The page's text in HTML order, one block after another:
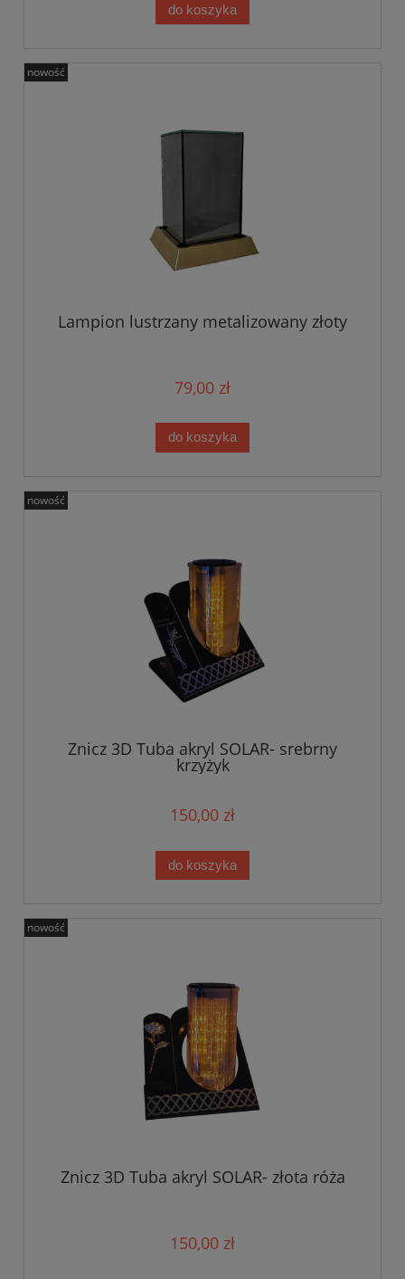
do koszyka
Lampion lustrzany metalizowany złoty
79,00 zł
do koszyka
nowość
Znicz 3D Tuba akryl SOLAR- srebrny
krzyżyk
150,00 zł
do koszyka
nowość
Znicz 3D Tuba akryl SOLAR- złota róża
150,00 zł
nowość